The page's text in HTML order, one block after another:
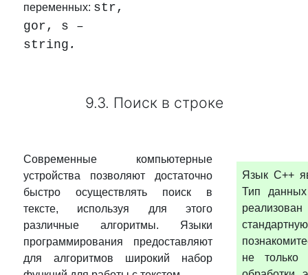
переменных: str,
gor, s –
string .
9.3. Поиск в строке
Современные компьютерные
устройства позволяют достаточно
быстро осуществлять поиск в
тексте, используя для этого
различные алгоритмы. Языки
программирования предоставляют
для алгоритмов широкий набор
Язык С++
Тип
не